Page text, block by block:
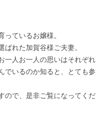
ているお嬢様。
れた加賀谷様ご夫妻。
一人お一人の思いはそれぞれ
でいるのか知ると、とても参
ので、是非ご覧になってくだ